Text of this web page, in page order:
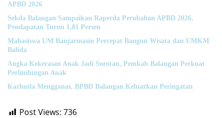
APBD 2026
Sekda Balangan Sampaikan Raperda Perubahan APBD 2026,
Pendapatan Turun 1,81 Persen
Mahasiswa UM Banjarmasin Percepat Bangun Wisata dan UMKM
Balida
Angka Kekerasan Anak Jadi Sorotan, Pemkab Balangan Perkuat
Perlindungan Anak
Karhutla Mengganas, BPBD Balangan Keluarkan Peringatan
Post Views: 736